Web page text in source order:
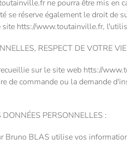
ne pourra être mis en
se réserve également le droit de
site htts://www.toutainville.fr,
RESPECT DE VOTRE
sur le site web htts://
de commande ou la demande
PERSONNELLES :
Bruno BLAS utilise vos